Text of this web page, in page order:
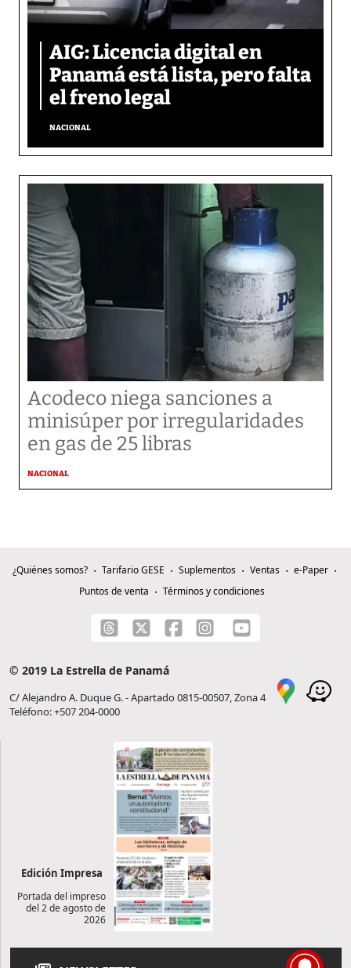
AIG: Licencia digital en
Panamá está lista, pero falta
el freno legal
NACIONAL
Acodeco niega sanciones a
minisúper por irregularidades
en gas de 25 libras
NACIONAL
¿Quiénes somos? Tarifario GESE Suplementos Ventas
e-Paper
Puntos de venta
Términos y condiciones
© 2019 La Estrella de Panamá
C/ Alejandro A. Duque G. - Apartado 0815-00507, Zona 4
Teléfono: +507 204-0000
Edición Impresa
Portada del impreso
del 2 de agosto de
2026